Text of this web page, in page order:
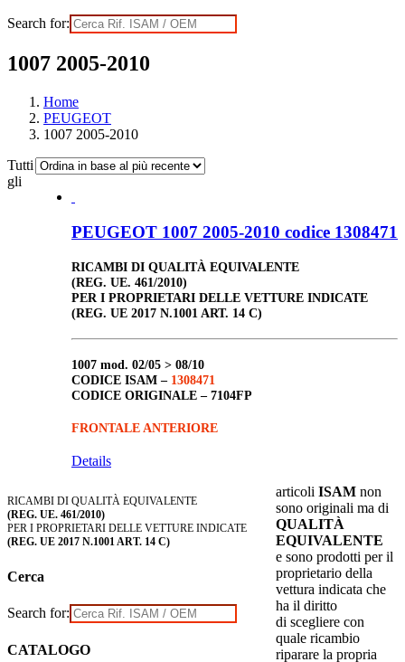
Search for:
1007 2005-2010
Home
PEUGEOT
1007 2005-2010
PEUGEOT 1007 2005-2010 codice 1308471
RICAMBI DI QUALITÀ EQUIVALENTE
(REG. UE. 461/2010)
PER I PROPRIETARI DELLE VETTURE INDICATE
(REG. UE 2017 N.1001 ART. 14 C)
1007 mod. 02/05 > 08/10
CODICE ISAM – 1308471
CODICE ORIGINALE – 7104FP
FRONTALE ANTERIORE
Details
RICAMBI DI QUALITÀ EQUIVALENTE
(REG. UE. 461/2010)
PER I PROPRIETARI DELLE VETTURE INDICATE
(REG. UE 2017 N.1001 ART. 14 C)
Cerca
Search for:
CATALOGO
Tutti
gli
articoli ISAM non
sono originali ma di
QUALITÀ
EQUIVALENTE
e sono prodotti per il
proprietario della
vettura indicata che
ha il diritto
di scegliere con
quale ricambio
riparare la propria